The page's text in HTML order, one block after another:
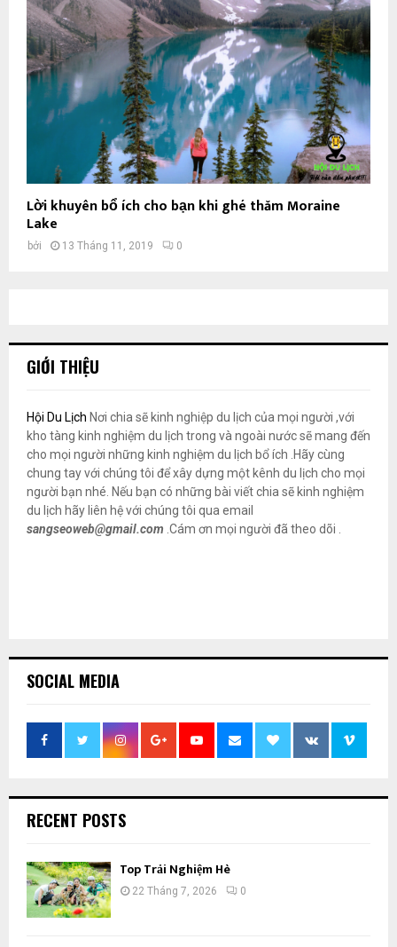
Lời khuyên bổ ích cho bạn khi ghé thăm Moraine
Lake
bởi 13 Tháng 11, 2019 0
GIỚI THIỆU
Hội Du Lịch Nơi chia sẽ kinh nghiệp du lịch của mọi người ,với
kho tàng kinh nghiệm du lịch trong và ngoài nước sẽ mang đến
cho mọi người những kinh nghiệm du lịch bổ ích .Hãy cùng
chung tay với chúng tôi để xây dựng một kênh du lịch cho mọi
người bạn nhé. Nếu bạn có những bài viết chia sẽ kinh nghiệm
du lịch hãy liên hệ với chúng tôi qua email
sangseoweb@gmail.com .Cám ơn mọi người đã theo dõi .
SOCIAL MEDIA
RECENT POSTS
Top Trải Nghiệm Hè
22 Tháng 7, 2026 0